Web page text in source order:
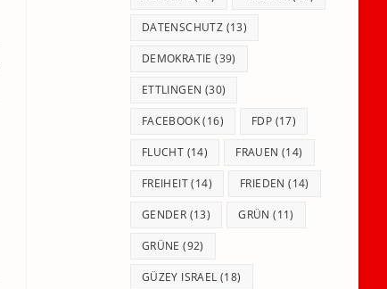
DATENSCHUTZ (13)
DEMOKRATIE (39)
ETTLINGEN (30)
FACEBOOK(16) FDP (17)
FLUCHT (14) FRAUEN (14)
FREIHEIT(14) FRIEDEN (14)
GENDER (13) GRÜN (11)
GRÜNE (92)
GÜZEY ISRAEL (18)